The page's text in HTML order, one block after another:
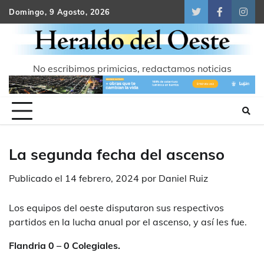
Skip
to
content
Domingo, 9 Agosto, 2026
TwitterFacebook
No escribimos primicias, redactamos noticias
La segunda fecha del ascenso
Publicado el 14 febrero, 2024 por Daniel Ruiz
Los equipos del oeste disputaron sus respectivos
partidos en la lucha anual por el ascenso, y así les fue.
Flandria 0 – 0 Colegiales.